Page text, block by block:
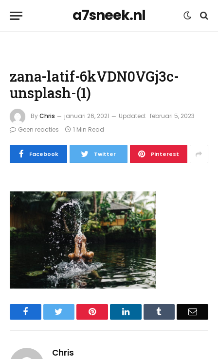
a7sneek.nl
zana-latif-6kVDN0VGj3c-
unsplash-(1)
ByChris januari 26, 2021 Updated: februari 5, 2023
Geen reacties
1 Min Read
Facebook Twitter Pinterest
Facebook Pinterest LinkedIn Email
Chris